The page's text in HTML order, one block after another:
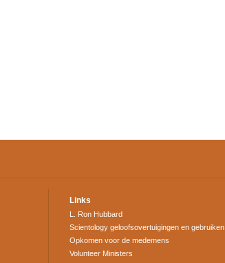
Links
L. Ron Hubbard
Scientology geloofsovertuigingen en gebruiken
Opkomen voor de medemens
Volunteer Ministers